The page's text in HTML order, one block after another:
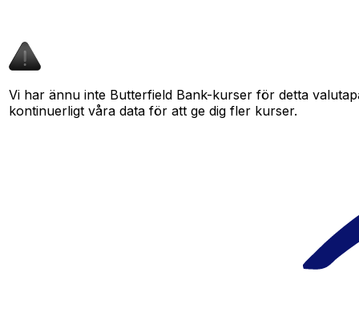
Vi har ännu inte Butterfield Bank-kurser för detta
kontinuerligt våra data för att ge dig fler kurser.